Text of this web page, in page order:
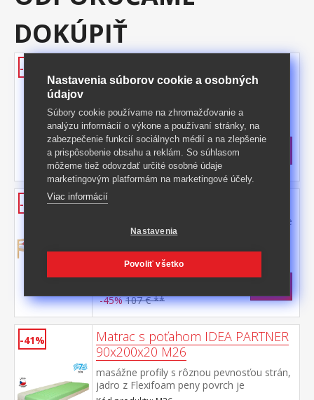
DOKÚPIŤ
-39%
čalúnený valec s priemerom 23 cm vhodné
Kód produktu: M10
Skladom>5 ks
85 €s DPH
-39% 141,50 € **
-45% Jednolôžko 800 lakované
materiál masív smrek, lakované prevedenie
výška čela 61 cm, výška sedu 33 cm, cena
matraca 90 × 200 cm (M2, M5, M9, M12,
M24, M26, M41) a rošt R1
Kód produktu: 800L
>
-45% 107 € **
-41%
Matrac s poťahom IDEA PARTNER
90x200x20 M26
masážne profily s rôznou pevnosťou strán,
jadro z Flexifoam peny povrch je
Nastavenia súborov cookie a osobných
údajov
Súbory cookie používame na zhromažďovanie a
analýzu informácií o výkone a používaní stránky, na
zabezpečenie funkcií sociálnych médií a na zlepšenie
a prispôsobenie obsahu a reklám. So súhlasom
môžeme tiež odovzdať určité osobné údaje
marketingovým platformám na marketingové účely.
Viac informácií
Nastavenia
Povoliť všetko